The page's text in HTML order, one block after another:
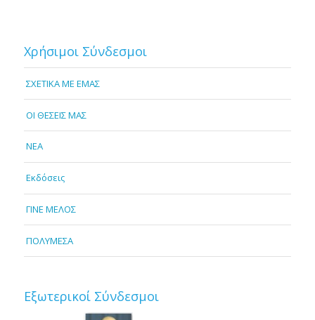
Χρήσιμοι Σύνδεσμοι
ΣΧΕΤΙΚΑ ΜΕ ΕΜΑΣ
OI ΘΕΣΕΙΣ ΜΑΣ
NEA
Εκδόσεις
ΓΙΝΕ ΜΕΛΟΣ
ΠΟΛΥΜΕΣΑ
Εξωτερικοί Σύνδεσμοι